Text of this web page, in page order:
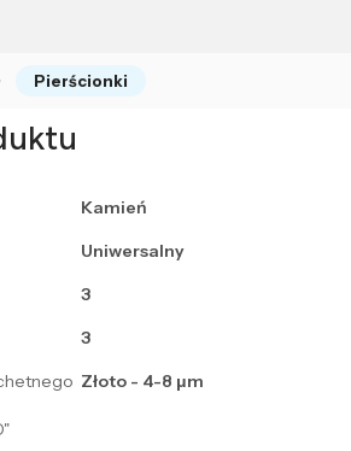
Pierścionki
Kamień
Uniwersalny
3
3
Złoto - 4-8 μm